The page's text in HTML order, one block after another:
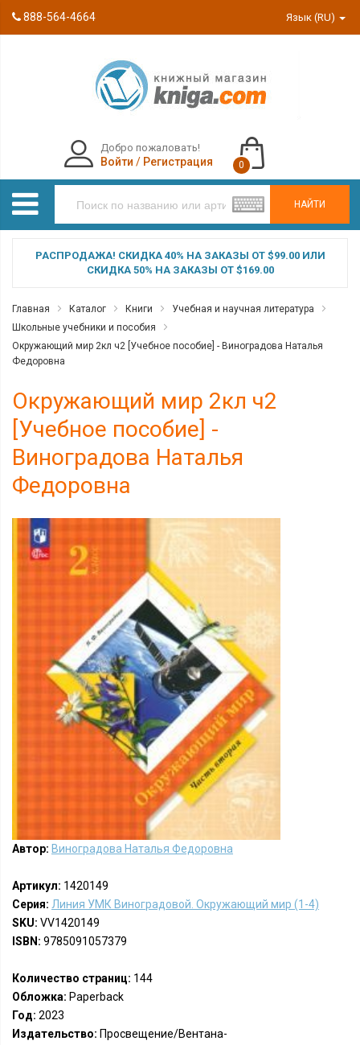
888-564-4664 Язык (RU)
НАЙТИ
Добро пожаловать!
Войти / Регистрация 0
РАСПРОДАЖА! СКИДКА 40% НА ЗАКАЗЫ ОТ $99.00 ИЛИ
СКИДКА 50% НА ЗАКАЗЫ ОТ $169.00
Главная Каталог Книги
Учебная и научная литература
Школьные учебники и пособия
Окружающий мир 2кл ч2 [Учебное пособие] - Виноградова Наталья
Федоровна
Окружающий мир 2кл ч2
[Учебное пособие] -
Виноградова Наталья
Федоровна
Автор: Виноградова Наталья Федоровна
Артикул: 1420149
Серия: Линия УМК Виноградовой. Окружающий мир (1-4)
SKU: VV1420149
ISBN: 9785091057379
Количество страниц: 144
Обложка: Paperback
Год: 2023
Издательство: Просвещение/Вентана-